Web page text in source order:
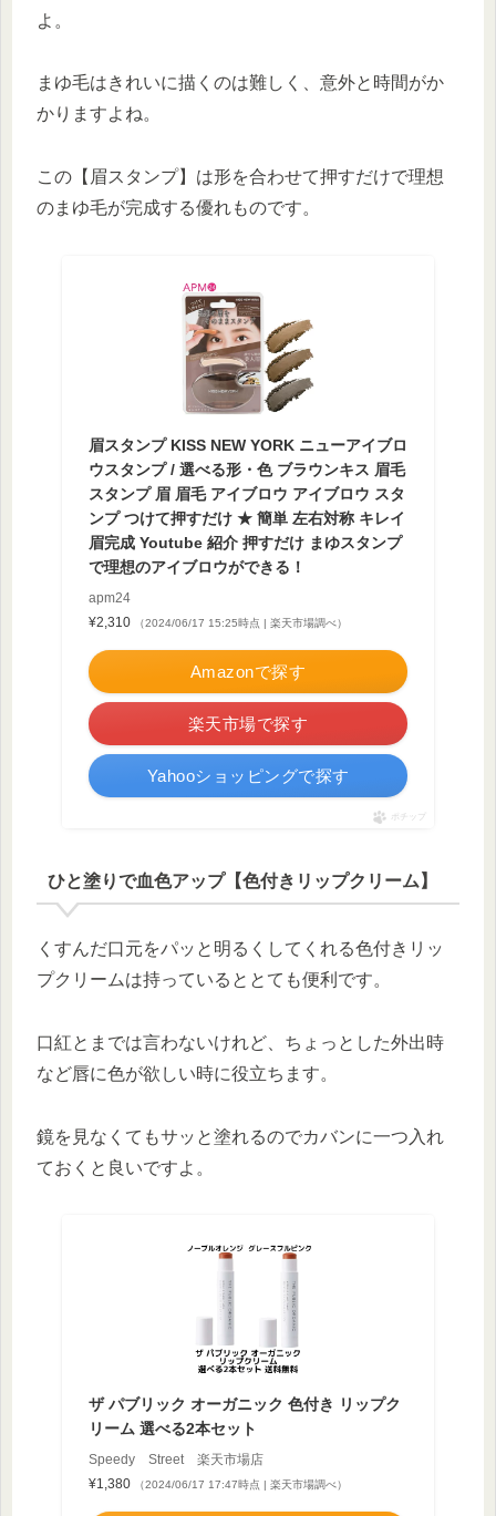
よ。
まゆ毛はきれいに描くのは難しく、意外と時間がか
かりますよね。
この【眉スタンプ】は形を合わせて押すだけで理想
のまゆ毛が完成する優れものです。
眉スタンプ KISS NEW YORK ニューアイブロ
ウスタンプ / 選べる形・色 ブラウンキス 眉毛
スタンプ 眉 眉毛 アイブロウ アイブロウ スタ
ンプ つけて押すだけ ★ 簡単 左右対称 キレイ
眉完成 Youtube 紹介 押すだけ まゆスタンプ
で理想のアイブロウができる！
apm24
¥2,310
（2024/06/17 15:25時点 | 楽天市場調べ）
Amazonで探す
楽天市場で探す
Yahooショッピングで探す
ポチップ
ひと塗りで血色アップ【色付きリップクリーム】
くすんだ口元をパッと明るくしてくれる色付きリッ
プクリームは持っているととても便利です。
口紅とまでは言わないけれど、ちょっとした外出時
など唇に色が欲しい時に役立ちます。
鏡を見なくてもサッと塗れるのでカバンに一つ入れ
ておくと良いですよ。
ザ パブリック オーガニック 色付き リップク
リーム 選べる2本セット
Speedy Street 楽天市場店
¥1,380
（2024/06/17 17:47時点 | 楽天市場調べ）